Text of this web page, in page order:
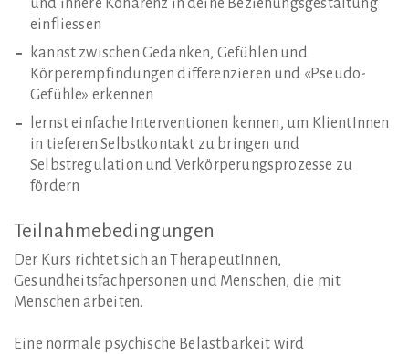
und innere Kohärenz in deine Beziehungsgestaltung
einfliessen
kannst zwischen Gedanken, Gefühlen und
Körperempfindungen differenzieren und «Pseudo-
Gefühle» erkennen
lernst einfache Interventionen kennen, um KlientInnen
in tieferen Selbstkontakt zu bringen und
Selbstregulation und Verkörperungsprozesse zu
fördern
Teilnahmebedingungen
Der Kurs richtet sich an TherapeutInnen,
Gesundheitsfachpersonen und Menschen, die mit
Menschen arbeiten.
Eine normale psychische Belastbarkeit wird